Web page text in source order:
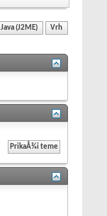
Java (J2ME) Vrh